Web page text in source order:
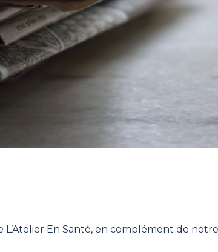
L’Atelier En Santé, en complément de